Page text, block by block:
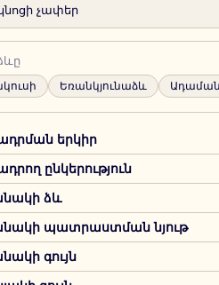
չափեր
Եռանկյունաձև
երկիր
ընկերություն
ձև
պատրաստման նյութ
գույն